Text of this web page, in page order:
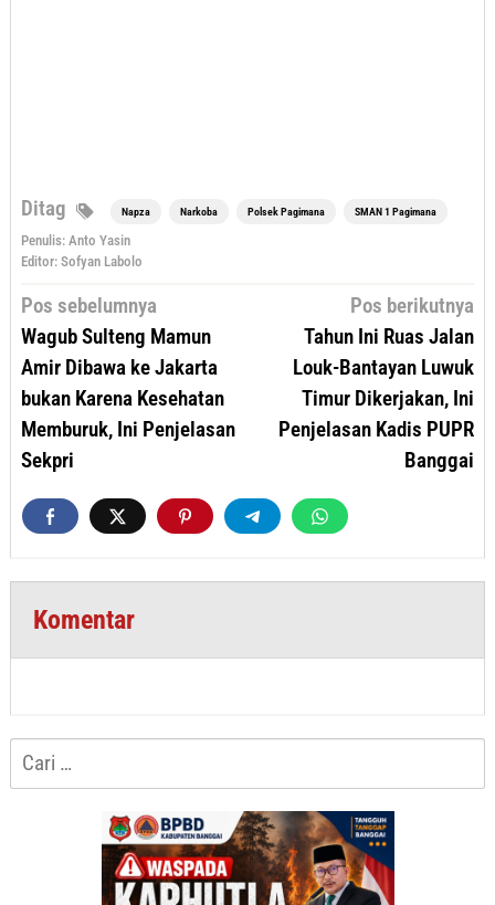
Ditag Napza Narkoba Polsek Pagimana SMAN 1 Pagimana
Penulis: Anto Yasin
Editor: Sofyan Labolo
Navigasi
Pos sebelumnya
Wagub Sulteng Mamun
Amir Dibawa ke Jakarta
bukan Karena Kesehatan
Memburuk, Ini Penjelasan
Sekpri
Pos berikutnya
Tahun Ini Ruas Jalan
Louk-Bantayan Luwuk
Timur Dikerjakan, Ini
Penjelasan Kadis PUPR
Banggai
Komentar
Cari
untuk: